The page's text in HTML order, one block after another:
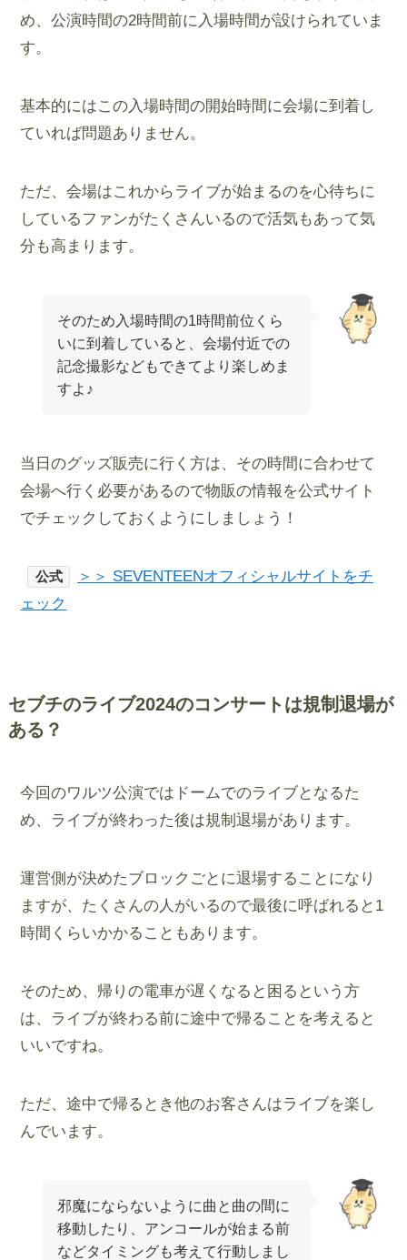
め、公演時間の2時間前に入場時間が設けられていま
す。
基本的にはこの入場時間の開始時間に会場に到着し
ていれば問題ありません。
ただ、会場はこれからライブが始まるのを心待ちに
しているファンがたくさんいるので活気もあって気
分も高まります。
そのため入場時間の1時間前位くら
いに到着していると、会場付近での
記念撮影などもできてより楽しめま
すよ♪
当日のグッズ販売に行く方は、その時間に合わせて
会場へ行く必要があるので物販の情報を公式サイト
でチェックしておくようにしましょう！
公式
＞＞ SEVENTEENオフィシャルサイトをチ
ェック
セブチのライブ2024のコンサートは規制退場が
ある？
今回のワルツ公演ではドームでのライブとなるた
め、ライブが終わった後は規制退場があります。
運営側が決めたブロックごとに退場することになり
ますが、たくさんの人がいるので最後に呼ばれると1
時間くらいかかることもあります。
そのため、帰りの電車が遅くなると困るという方
は、ライブが終わる前に途中で帰ることを考えると
いいですね。
ただ、途中で帰るとき他のお客さんはライブを楽し
んでいます。
邪魔にならないように曲と曲の間に
移動したり、アンコールが始まる前
などタイミングも考えて行動しまし